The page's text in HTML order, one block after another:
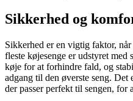
Sikkerhed og
Sikkerhed er en vigtig faktor,
fleste køjesenge er udstyret med
køje for at forhindre fald, og
adgang til den øverste seng.
der passer perfekt til sengen, for